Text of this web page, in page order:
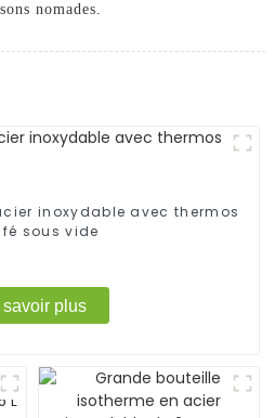
nomades.
inoxydable avec thermos
sous vide
savoir plus